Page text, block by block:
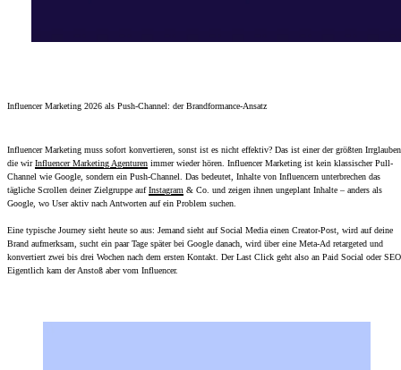
Influencer Marketing 2026 als Push-Channel: der Brandformance-Ansatz
Influencer Marketing muss sofort konvertieren, sonst ist es nicht effektiv? Das ist einer der größten
die wirInfluencer Marketing Agenturen immer wieder hören. Influencer Marketing ist kein klassischer Pull-
Channel wie Google, sondern ein Push-Channel. Das bedeutet, Inhalte von Influencern unterbrechen das
tägliche Scrollen deiner Zielgruppe aufInstagram & Co. und zeigen ihnen ungeplant Inhalte – anders als
Google, wo User aktiv nach Antworten auf ein Problem suchen.
Eine typische Journey sieht heute so aus: Jemand sieht auf Social Media einen Creator-Post, wird auf deine
Brand aufmerksam, sucht ein paar Tage später bei Google danach, wird über eine Meta-Ad retargeted und
konvertiert zwei bis drei Wochen nach dem ersten Kontakt. Der Last Click geht also an Paid Social oder
Eigentlich kam der Anstoß aber vom Influencer.